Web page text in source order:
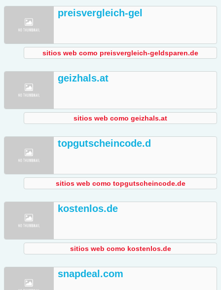
preisvergleich-gel
sitios web como preisvergleich-geldsparen.de
geizhals.at
sitios web como geizhals.at
topgutscheincode.d
sitios web como topgutscheincode.de
kostenlos.de
sitios web como kostenlos.de
snapdeal.com